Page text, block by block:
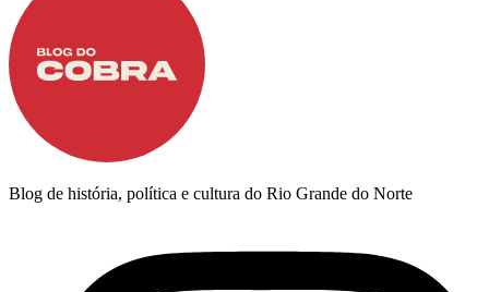
Blog de história, política e cultura do Rio Grande do Norte